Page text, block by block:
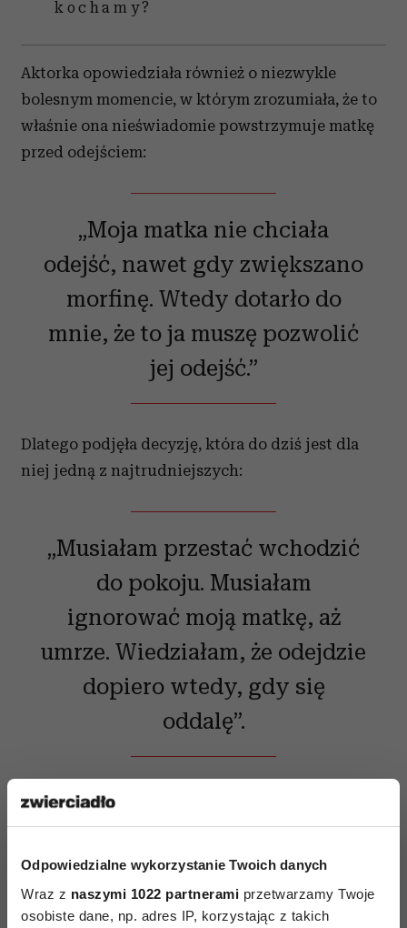
Odpowiedzialne wykorzystanie Twoich danych
Wraz z naszymi 1022 partnerami przetwarzamy Twoje
osobiste dane, np. adres IP, korzystając z takich
kochamy?
Aktorka opowiedziała również o niezwykle
bolesnym momencie, w którym zrozumiała, że to
właśnie ona nieświadomie powstrzymuje matkę
przed odejściem:
„Moja matka nie chciała
odejść, nawet gdy zwiększano
morfinę. Wtedy dotarło do
mnie, że to ja muszę pozwolić
jej odejść.”
Dlatego podjęła decyzję, która do dziś jest dla
niej jedną z najtrudniejszych:
„Musiałam przestać wchodzić
do pokoju. Musiałam
ignorować moją matkę, aż
umrze. Wiedziałam, że odejdzie
dopiero wtedy, gdy się
oddalę”.
Czytaj także